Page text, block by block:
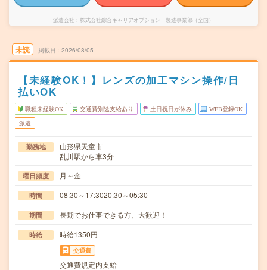
派遣会社 株式会社綜合キャリアオプション 製造事業部（全国）
未読 掲載日 2026/08/05
【未経験OK！】レンズの加工マシン操作/日
払いOK
職種未経験OK 交通費別途支給あり 土日祝日が休み WEB登録OK
派遣
勤務地
山形県天童市
乱川駅から車3分
曜日頻度 月～金
時間 08:30～17:3020:30～05:30
期間 長期でお仕事できる方、大歓迎！
時給 時給1350円
交通費
交通費規定内支給